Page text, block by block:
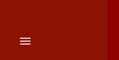
Toggle